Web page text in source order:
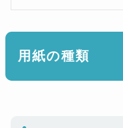
用紙の種類